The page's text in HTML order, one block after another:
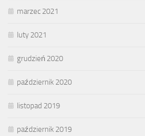
marzec 2021
luty 2021
grudzień 2020
październik 2020
listopad 2019
październik 2019